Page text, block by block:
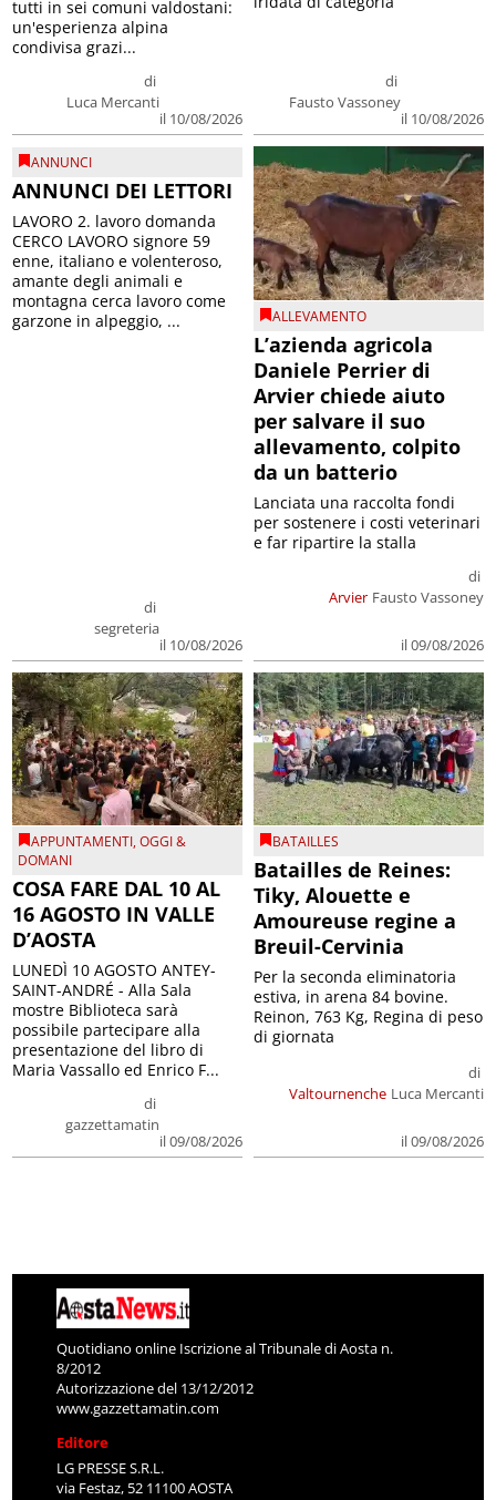
di
Luca Mercanti
il 10/08/2026
tutti in sei comuni valdostani:
un'esperienza alpina
condivisa grazi...
di
Fausto Vassoney
il 10/08/2026
ANNUNCI
ANNUNCI DEI LETTORI
di
segreteria
il 10/08/2026
LAVORO 2. lavoro domanda
CERCO LAVORO signore 59
enne, italiano e volenteroso,
amante degli animali e
montagna cerca lavoro come
garzone in alpeggio, ...
ALLEVAMENTO
L’azienda agricola
Daniele Perrier di
Arvier chiede aiuto
per salvare il suo
allevamento, colpito
da un batterio
Arvier
di
Fausto Vassoney
il 09/08/2026
Lanciata una raccolta fondi
per sostenere i costi veterinari
e far ripartire la stalla
APPUNTAMENTI,OGGI &
DOMANI
COSA FARE DAL 10 AL
16 AGOSTO IN VALLE
D’AOSTA
di
gazzettamatin
il 09/08/2026
LUNEDÌ 10 AGOSTO ANTEY-
SAINT-ANDRÉ - Alla Sala
mostre Biblioteca sarà
possibile partecipare alla
presentazione del libro di
Maria Vassallo ed Enrico F...
BATAILLES
Batailles de Reines:
Tiky, Alouette e
Amoureuse regine a
Breuil-Cervinia
Valtournenche
di
Luca Mercanti
il 09/08/2026
Per la seconda eliminatoria
estiva, in arena 84 bovine.
Reinon, 763 Kg, Regina di peso
di giornata
Quotidiano online Iscrizione al Tribunale di Aosta n.
8/2012
Autorizzazione del 13/12/2012
www.gazzettamatin.com
Editore
LG PRESSE S.R.L.
via Festaz, 52 11100 AOSTA